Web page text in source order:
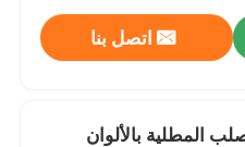
اتصل بنا
المطلية بالألوان